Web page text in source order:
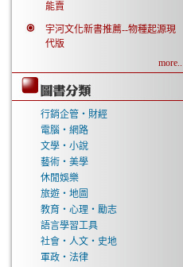
能賣
宇河文化新書推薦--物種起源現
代版
more..
行銷企管‧財經
電腦‧網路
文學‧小說
藝術‧美學
休閒娛樂
旅遊‧地圖
教育‧心理‧勵志
語言學習工具
社會‧人文‧史地
軍政‧法律